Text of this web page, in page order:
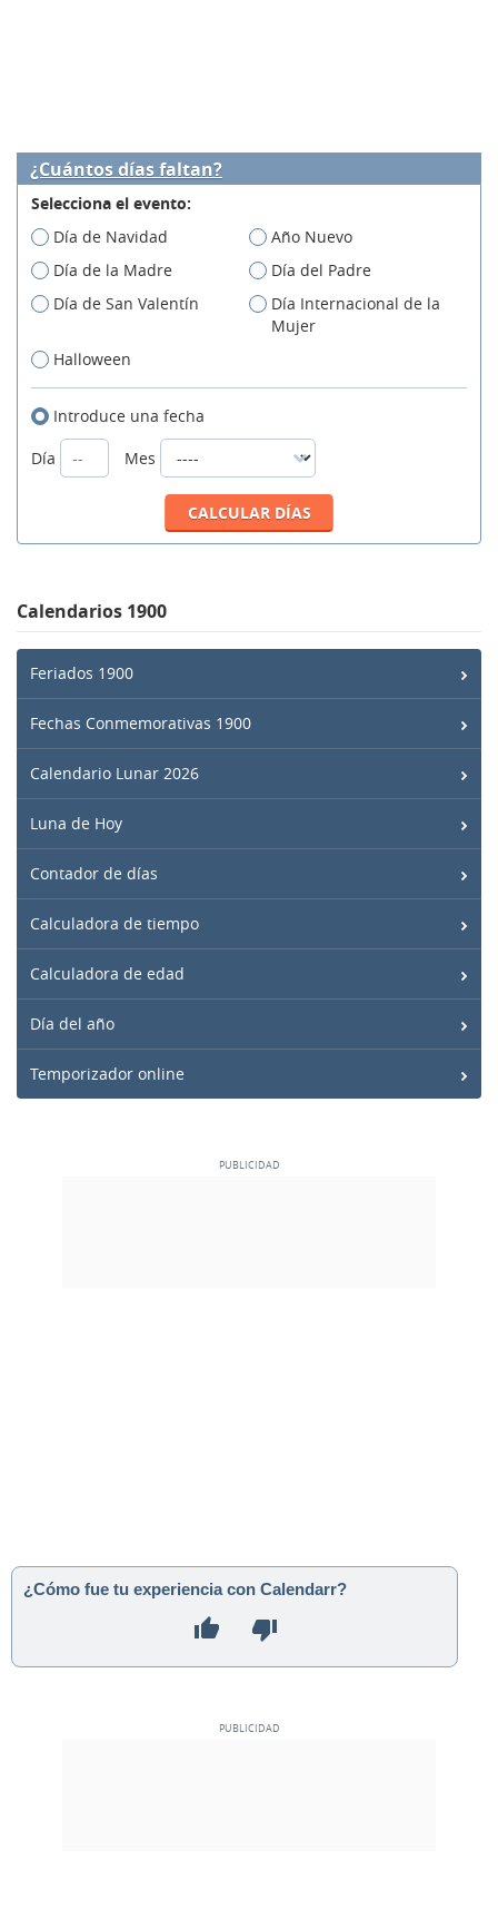
¿Cuántos días faltan?
Selecciona el evento:
Día de Navidad
Año Nuevo
Día de la Madre
Día del Padre
Día de San Valentín
Día Internacional de la
Mujer
Halloween
Introduce una fecha
Día
Mes
Calendarios 1900
Feriados 1900
Fechas Conmemorativas 1900
Calendario Lunar 2026
Luna de Hoy
Contador de días
Calculadora de tiempo
Calculadora de edad
Día del año
Temporizador online
¿Cómo fue tu experiencia con Calendarr?